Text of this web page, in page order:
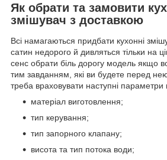
Як обрати та замовити
змішувач з доставкою
Всі намагаються придбати кухонні
сатин недорого й дивляться тільки на
сенс обрати біль дорогу модель якщо
тим завданням, які ви будете перед
треба враховувати наступні параметри
матеріал виготовлення;
тип керування;
тип запорного клапану;
висота та тип потока води;